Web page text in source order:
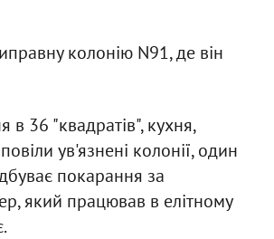
колонію N91, де він
в 36 "квадратів", кухня,
ув'язнені колонії, один
покарання за
який працював в елітному